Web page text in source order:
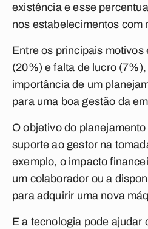
existência e esse
nos estabelecimentos com
Entre os principais motivos
(20%) e falta de lucro
importância de um
para uma boa gestão da
O objetivo do
suporte ao gestor na
exemplo, o impacto
um colaborador ou a
para adquirir uma nova
E a tecnologia pode ajudar